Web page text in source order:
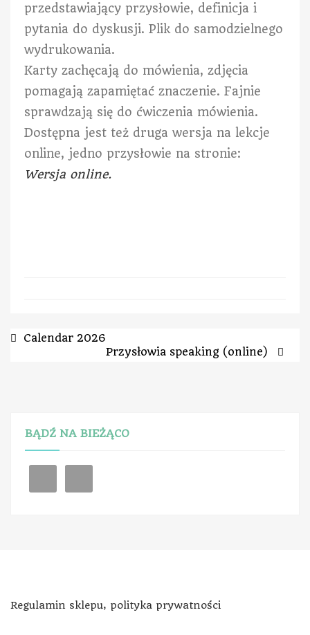
przedstawiający przysłowie, definicja i
pytania do dyskusji. Plik do samodzielnego
wydrukowania.
Karty zachęcają do mówienia, zdjęcia
pomagają zapamiętać znaczenie. Fajnie
sprawdzają się do ćwiczenia mówienia.
Dostępna jest też druga wersja na lekcje
online, jedno przysłowie na stronie:
Wersja online.
Calendar 2026
Przysłowia speaking (online)
BĄDŹ NA BIEŻĄCO
Regulamin sklepu, polityka prywatności